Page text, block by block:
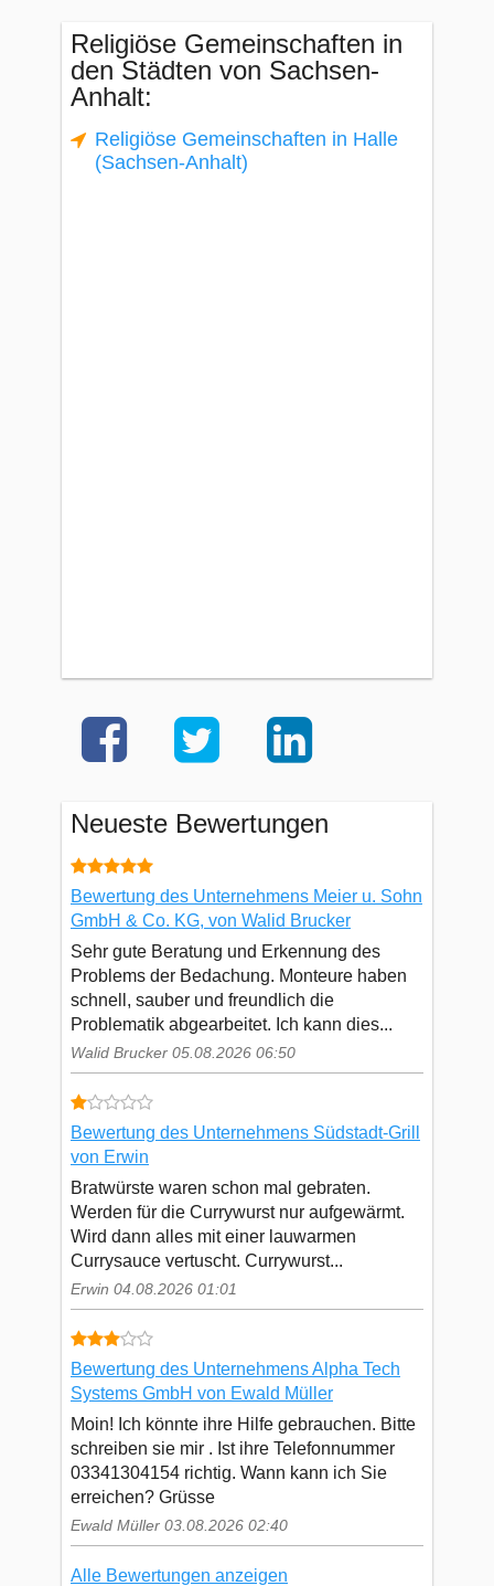
Religiöse Gemeinschaften in
den Städten von Sachsen-
Anhalt:
Religiöse Gemeinschaften in Halle
(Sachsen-Anhalt)
Neueste Bewertungen
Bewertung des Unternehmens Meier u. Sohn
GmbH & Co. KG, von Walid Brucker
Sehr gute Beratung und Erkennung des
Problems der Bedachung. Monteure haben
schnell, sauber und freundlich die
Problematik abgearbeitet. Ich kann dies...
Walid Brucker 05.08.2026 06:50
Bewertung des Unternehmens Südstadt-Grill
von Erwin
Bratwürste waren schon mal gebraten.
Werden für die Currywurst nur aufgewärmt.
Wird dann alles mit einer lauwarmen
Currysauce vertuscht. Currywurst...
Erwin 04.08.2026 01:01
Bewertung des Unternehmens Alpha Tech
Systems GmbH von Ewald Müller
Moin! Ich könnte ihre Hilfe gebrauchen. Bitte
schreiben sie mir . Ist ihre Telefonnummer
03341304154 richtig. Wann kann ich Sie
erreichen? Grüsse
Ewald Müller 03.08.2026 02:40
Alle Bewertungen anzeigen